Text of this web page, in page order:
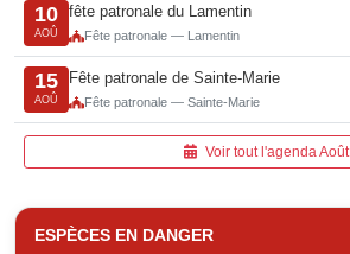
10
AOÛ
fête patronale du Lamentin
Fête patronale — Lamentin
15
AOÛ
Fête patronale de Sainte-Marie
Fête patronale — Sainte-Marie
Voir tout l'agenda Août
ESPÈCES EN DANGER